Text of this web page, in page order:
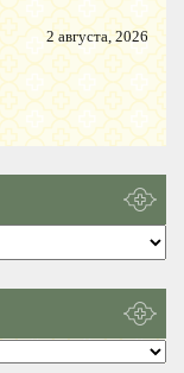
2 августа, 2026